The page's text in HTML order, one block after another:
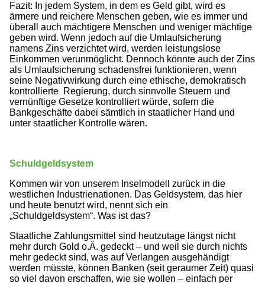
Fazit: In jedem System, in dem es Geld gibt, wird es
ärmere und reichere Menschen geben, wie es immer und
überall auch mächtigere Menschen und weniger mächtige
geben wird. Wenn jedoch auf die Umlaufsicherung
namens Zins verzichtet wird, werden leistungslose
Einkommen verunmöglicht. Dennoch könnte auch der Zins
als Umlaufsicherung schadensfrei funktionieren, wenn
seine Negativwirkung durch eine ethische, demokratisch
kontrollierte Regierung, durch sinnvolle Steuern und
vernünftige Gesetze kontrolliert würde, sofern die
Bankgeschäfte dabei sämtlich in staatlicher Hand und
unter staatlicher Kontrolle wären.
Schuldgeldsystem
Kommen wir von unserem Inselmodell zurück in die
westlichen Industrienationen. Das Geldsystem, das hier
und heute benutzt wird, nennt sich ein
„Schuldgeldsystem“. Was ist das?
Staatliche Zahlungsmittel sind heutzutage längst nicht
mehr durch Gold o.Ä. gedeckt – und weil sie durch nichts
mehr gedeckt sind, was auf Verlangen ausgehändigt
werden müsste, können Banken (seit geraumer Zeit) quasi
so viel davon erschaffen, wie sie wollen – einfach per